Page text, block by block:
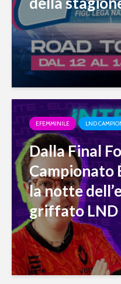
EFEMMINILE LND
Dalla Final
Campionato
la notte
griffato LND